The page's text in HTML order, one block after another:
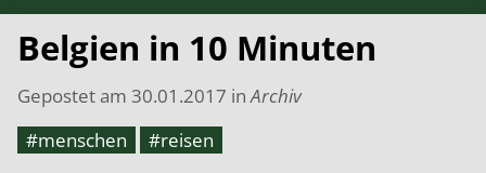
Belgien in 10 Minuten
Gepostet am 30.01.2017 inArchiv
#menschen
#reisen